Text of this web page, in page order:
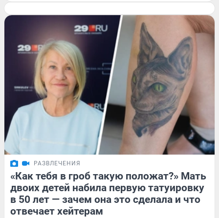
РАЗВЛЕЧЕНИЯ
«Как тебя в гроб такую положат?» Мать
двоих детей набила первую татуировку
в 50 лет — зачем она это сделала и что
отвечает хейтерам